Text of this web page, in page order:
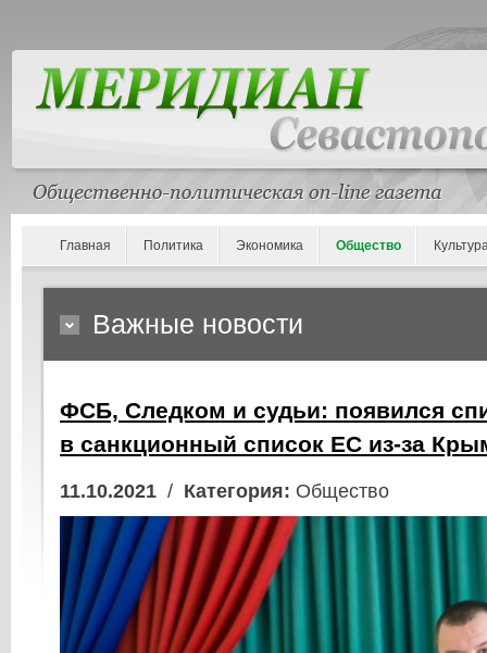
Главная Политика Экономика Общество
Важные новости
ФСБ, Следком и судьи: появился
в санкционный список ЕС из-за
11.10.2021 / Категория: Общество